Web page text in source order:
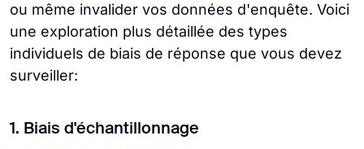
ou même invalider vos données d'enquête. Voici
une exploration plus détaillée des types
individuels de biais de réponse que vous devez
surveiller:
1. Biais d'échantillonnage